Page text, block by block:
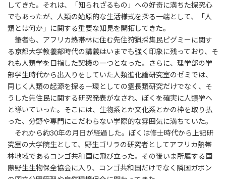
してきた。それは、「知られざるもの」への好奇に満ちた探究心
でもあったが、人類の始原的な生活様式を探る一端として、「人
類とは何か」に関する重要な知見を開拓してきた。
筆者も、アフリカ熱帯林に住む先住狩猟採集民ピグミーに関す
る京都大学教養部時代の講義はいまでも強く印象に残っており、そ
れも人類学を目指した契機の一つとなった。さらに、理学部の学
部学生時代から出入りをしていた人類進化論研究室のゼミでは、
同じく人類の起源を探る一環としての霊長類研究だけでなく、そ
うした先住民に関する研究発表がなされ、ぼくを確実に人類学へ
と導いていった。そこには、生物系とか文化系とかの枠を取り払
った、分野や専門にこだわらない学際的な雰囲気に満ちていた。
それから約30年の月日が経過した。ぼくは修士時代から上記研
究室の大学院生として、野生ゴリラの研究者としてアフリカ熱帯
林地域であるコンゴ共和国に飛び立った。その後いま所属する国
際野生生物保全協会に入り、コンゴ共和国だけでなく隣国ガボン